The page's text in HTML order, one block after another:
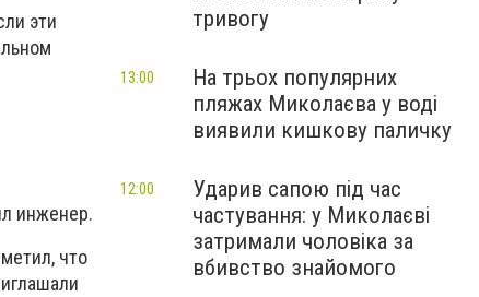
эти
инженер.
что
тривогу
На трьох популярних
пляжах Миколаєва у воді
виявили кишкову паличку
13:00
Ударив сапою під час
частування: у Миколаєві
затримали чоловіка за
вбивство знайомого
12:00